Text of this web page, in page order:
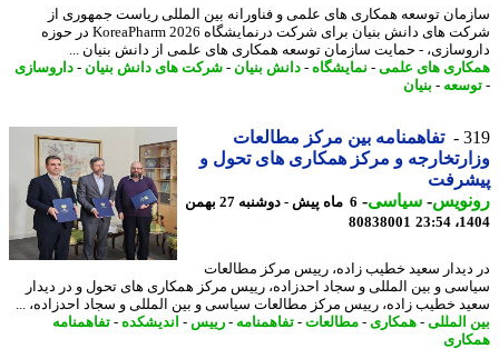
توسعه همکاری های علمی و فناورانه بین المللی ریاست جمهوری از
شرکت های دانش بنیان برای شرکت درنمایشگاه KoreaPharm 2026 در حوزه
- حمایت سازمان توسعه همکاری های علمی از دانش بنیان ...
های علمی-نمایشگاه-دانش بنیان-شرکت های دانش بنیان-داروسازی
-بنیان
تفاهمنامه بین مرکز مطالعات
و مرکز همکاری های تحول و
-سیاسی-
6 ماه پیش - دوشنبه 27 بهمن
80838001
سعید خطیب زاده، رییس مرکز مطالعات
و بین المللی و سجاد احدزاده، رییس مرکز همکاری های تحول و در دیدار
خطیب زاده، رییس مرکز مطالعات سیاسی و بین المللی و سجاد احدزاده، ...
المللی-همکاری- مطالعات-تفاهمنامه-رییس -اندیشکده-تفاهمنامه